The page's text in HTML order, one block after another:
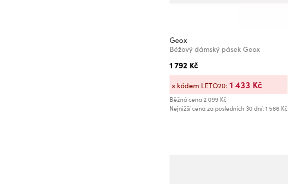
Geox
Béžový dámský pásek Geox
1 792 Kč
Běžná cena 2 099 Kč
Nejnižší cena za posledních 30 dní: 1 566 Kč
s kódem LETO20: 1 433 Kč